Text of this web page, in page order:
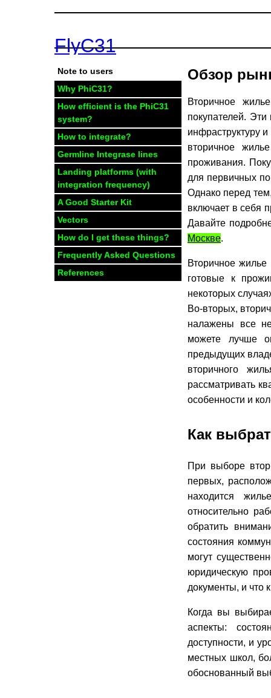
FlyC31
Note to users
Why PhiC31?
How efficient is the PhiC31
system?
How to integrate?
Germline Integrase lines
Landing platforms (with
integration frequency)
A Good Starter Kit
Vectors
How do I get these things?
Frequently Asked Questions
References
Обзор
Вторичное
покупателей.
инфраструктуру
вторичное
проживания.
для первичных
Однако перед
включает в себя
Давайте
Москве.
Вторичное
готовые к
некоторых
Во-вторых,
налажены все
можете лучше
предыдущих
вторичного
рассматривать
особенности и
Как
При выборе
первых,
находится
относительно
обратить
состояния
могут
юридическую
документы, и что
Когда вы
аспекты:
доступности, и
местных школ,
обоснованный